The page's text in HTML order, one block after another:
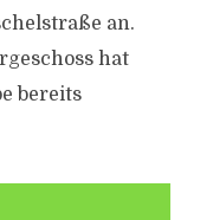
an.
hat
bereits